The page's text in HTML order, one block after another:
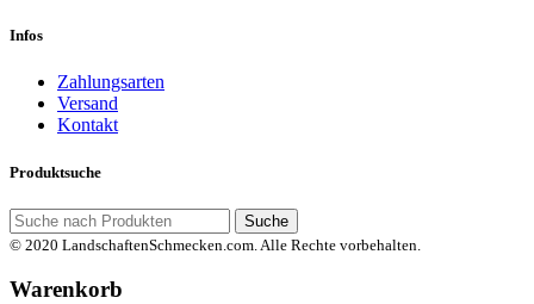
Infos
Zahlungsarten
Versand
Kontakt
Produktsuche
Suche
© 2020 LandschaftenSchmecken.com. Alle Rechte vorbehalten.
Warenkorb